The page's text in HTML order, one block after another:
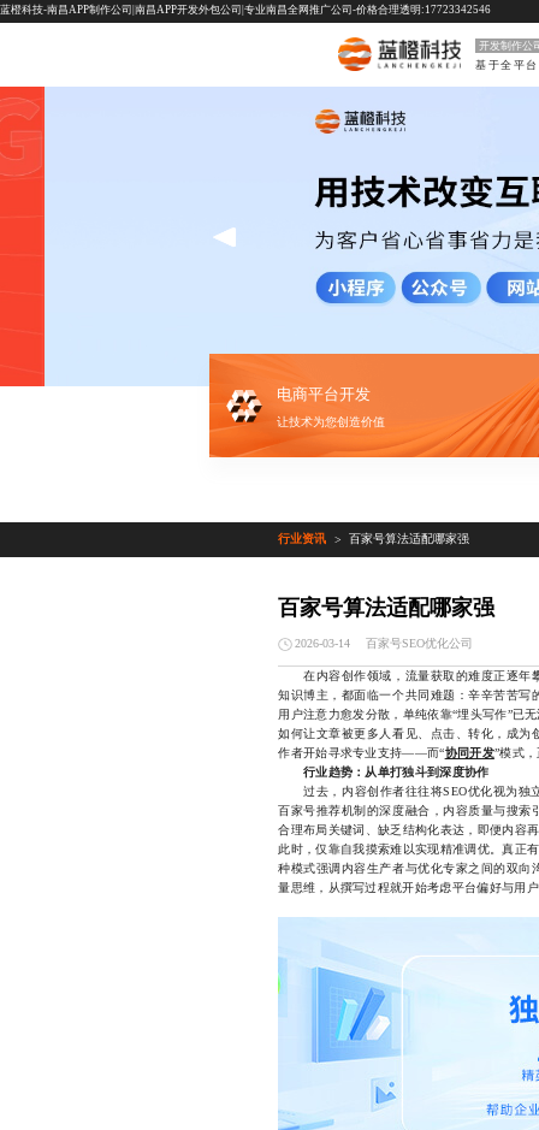
蓝橙科技-南昌APP制作公司|南昌APP开发外包公司|专业南昌全网推广公司-价格合理透明:17723342546
开发制作公
电商平台开发
让技术为您创造价值
行业资讯 > 百家号算法适配哪家强
百家号算法适配哪家强
2026-03-14 百家号SEO优化公司
在内容创作领域，流量获取的难度正逐年
知识博主，都面临一个共同难题：辛辛苦苦
用户注意力愈发分散，单纯依靠“埋头写作”已
如何让文章被更多人看见、点击、转化，成
作者开始寻求专业支持——而“协同开发”模式
行业趋势：从单打独斗到深度协作
过去，内容创作者往往将SEO优化视为独
百家号推荐机制的深度融合，内容质量与搜
合理布局关键词、缺乏结构化表达，即便内容
此时，仅靠自我摸索难以实现精准调优。真正
种模式强调内容生产者与优化专家之间的双
量思维，从撰写过程就开始考虑平台偏好与用